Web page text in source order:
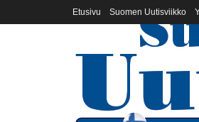
Etusivu Suomen Uutisviikko